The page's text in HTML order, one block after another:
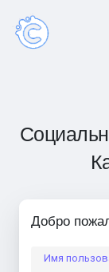
Добро
Имя